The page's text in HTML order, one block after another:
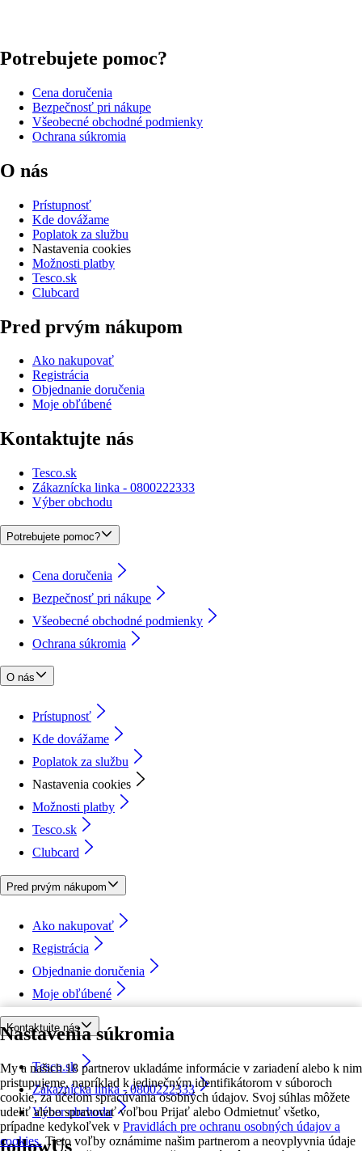
Nastavenia súkromia
My a našich 18 partnerov ukladáme informácie v zariadení alebo k nim
pristupujeme, napríklad k jedinečným identifikátorom v súboroch
cookie, za účelom spracúvania osobných údajov. Svoj súhlas môžete
udeliť alebo spravovať voľbou Prijať alebo Odmietnuť všetko,
prípadne kedykoľvek v Pravidlách pre ochranu osobných údajov a
cookies. Tieto voľby oznámime našim partnerom a neovplyvnia údaje
Potrebujete pomoc?
Cena doručenia
Bezpečnosť pri nákupe
Všeobecné obchodné podmienky
Ochrana súkromia
O nás
Prístupnosť
Kde dovážame
Poplatok za službu
Nastavenia cookies
Možnosti platby
Tesco.sk
Clubcard
Pred prvým nákupom
Ako nakupovať
Registrácia
Objednanie doručenia
Moje obľúbené
Kontaktujte nás
Tesco.sk
Zákaznícka linka - 0800222333
Výber obchodu
Potrebujete pomoc?
Cena doručenia
Bezpečnosť pri nákupe
Všeobecné obchodné podmienky
Ochrana súkromia
O nás
Prístupnosť
Kde dovážame
Poplatok za službu
Nastavenia cookies
Možnosti platby
Tesco.sk
Clubcard
Pred prvým nákupom
Ako nakupovať
Registrácia
Objednanie doručenia
Moje obľúbené
Kontaktujte nás
Tesco.sk
Zákaznícka linka - 0800222333
Výber obchodu
followUs